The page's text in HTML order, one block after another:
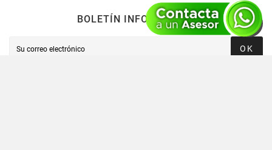
BOLETÍN INFORMATIVO
OK